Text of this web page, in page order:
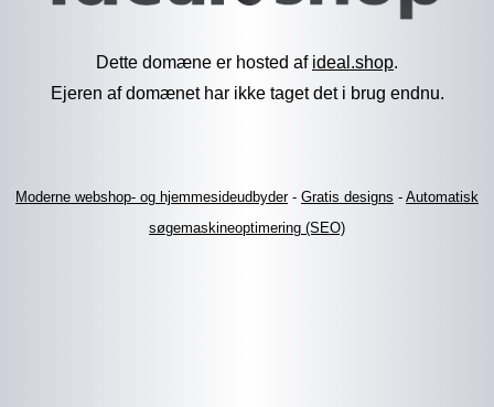
Dette domæne er hosted af ideal.shop.
Ejeren af domænet har ikke taget det i brug endnu.
Moderne webshop- og hjemmesideudbyder- Gratis designs - Automatisk
søgemaskineoptimering (SEO)